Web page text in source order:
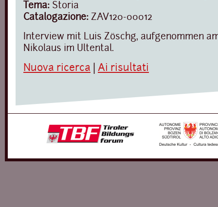
Tema: Storia
Catalogazione: ZAV120-00012
Interview mit Luis Zöschg, aufgenommen am
Nikolaus im Ultental.
Nuova ricerca Ai risultati